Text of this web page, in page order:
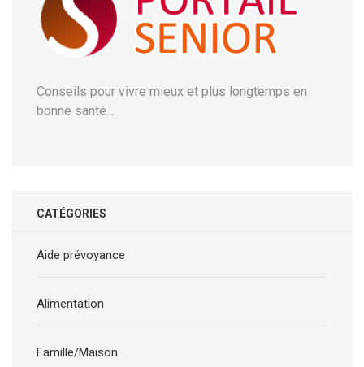
Conseils pour vivre mieux et plus longtemps en
bonne santé...
CATÉGORIES
Aide prévoyance
Alimentation
Famille/Maison